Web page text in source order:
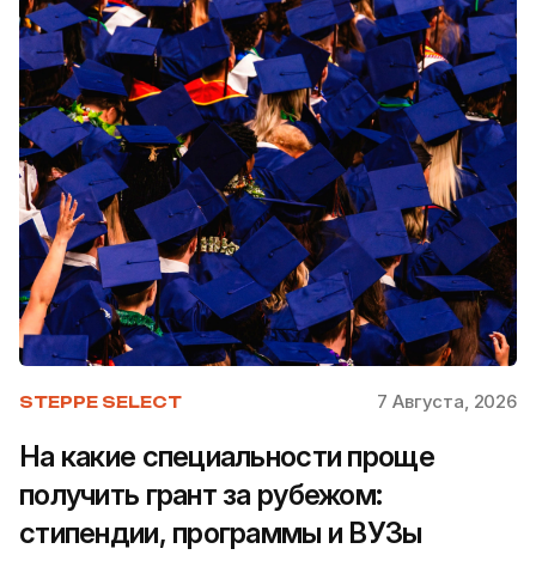
STEPPE SELECT 7 Августа, 2026
На какие специальности проще
получить грант за рубежом:
стипендии, программы и ВУЗы